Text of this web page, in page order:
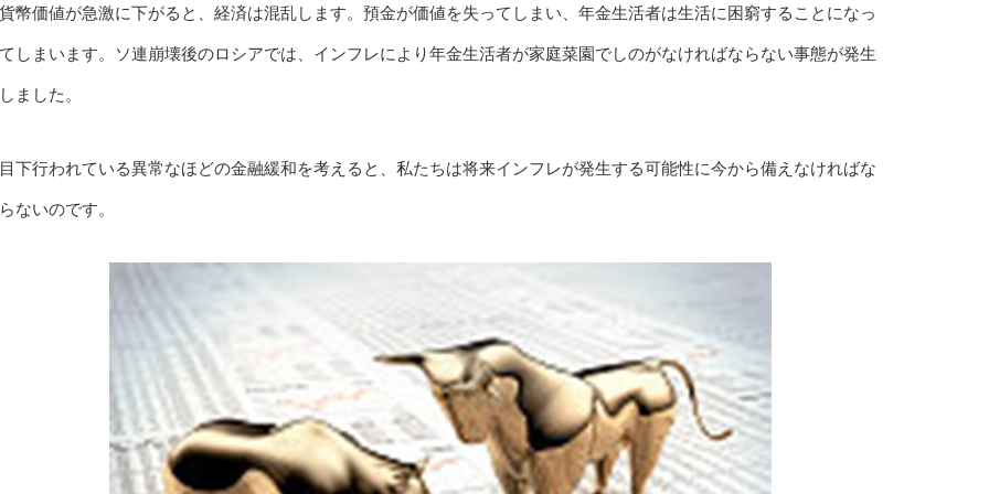
貨幣価値が急激に下がると、経済は混乱します。預金が価値を失ってしまい、年金生活者は生活に困窮することになっ
てしまいます。ソ連崩壊後のロシアでは、インフレにより年金生活者が家庭菜園でしのがなければならない事態が発生
しました。
目下行われている異常なほどの金融緩和を考えると、私たちは将来インフレが発生する可能性に今から備えなければな
らないのです。